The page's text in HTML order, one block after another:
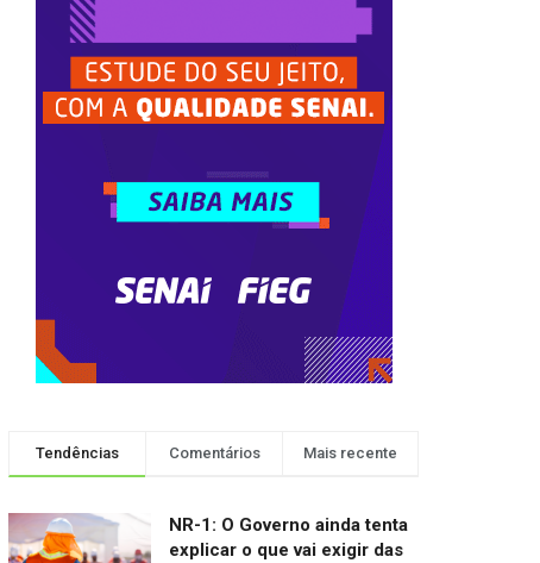
Tendências Comentários Mais recente
NR-1: O Governo ainda tenta
explicar o que vai exigir das